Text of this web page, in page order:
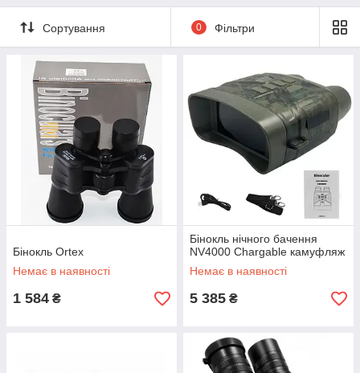
Сортування 0 Фільтри
Бінокль Ortex
Немає в наявності
1 584 ₴
Бінокль нічного бачення
NV4000 Chargable камуфляж
Немає в наявності
5 385 ₴